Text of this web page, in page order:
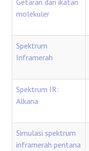
Getaran dan ikatan
molekuler
Spektrum
Inframerah
Spektrum IR:
Alkana
Simulasi spektrum
inframerah pentana